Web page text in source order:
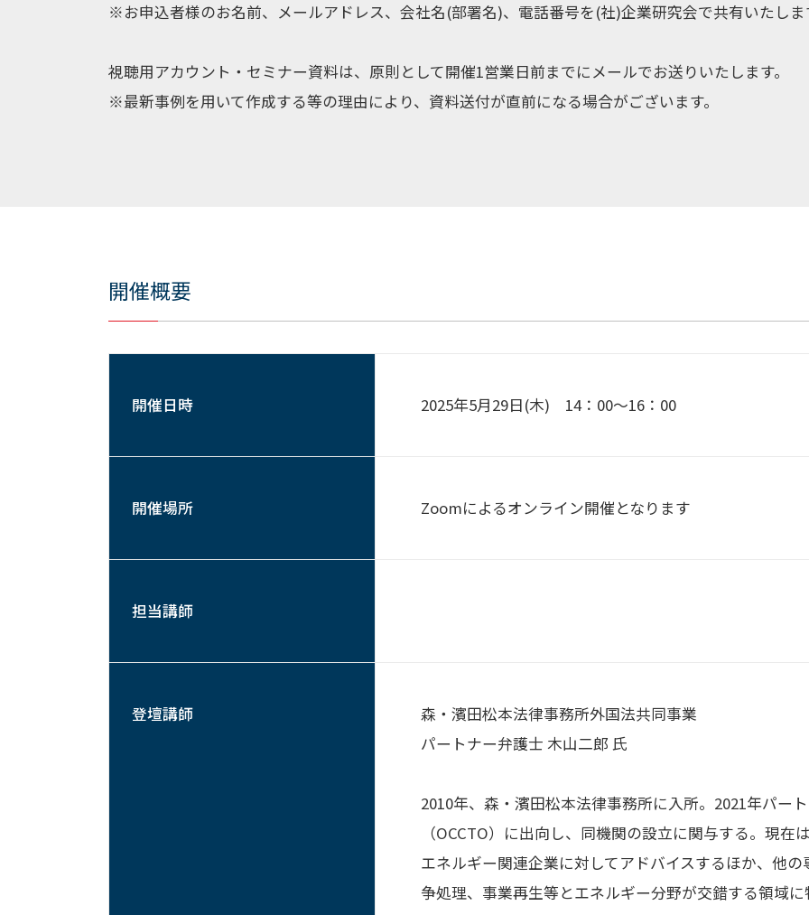
※お申込者様のお名前、メールアドレス、会社名(部署名)、電話番号を(社)企業研究会で共有いたしま
視聴用アカウント・セミナー資料は、原則として開催1営業日前までにメールでお送りいたします。
※最新事例を用いて作成する等の理由により、資料送付が直前になる場合がございます。
開催概要
開催日時 2025年5月29日(木) 14：00～16：00
開催場所 Zoomによるオンライン開催となります
担当講師
登壇講師
森・濱田松本法律事務所外国法共同事業
パートナー弁護士 木山二郎 氏
2010年、森・濱田松本法律事務所に入所。2021年パー
（OCCTO）に出向し、同機関の設立に関与する。現
エネルギー関連企業に対してアドバイスするほか、他
争処理、事業再生等とエネルギー分野が交錯する領域